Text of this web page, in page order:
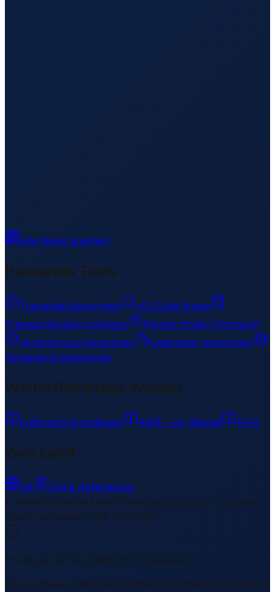
Alle News ansehen
Passende Tools
Transitzeit berechnen
HS-Code finden
Transportkosten schätzen
Partner finden (Connect)
Versicherung berechnen
Lademeter berechnen
Taxgewicht berechnen
Weiterführendes Wissen
Luftfracht Grundlagen AWB – Air Waybill IATA
Zum Land
SA
Zoll & Abfertigung
Weiterführende Links1 Bereiche/Sections • 8 Links▾
Zuletzt aktualisiert: 29. Juli 2026
Inhalt geprüft & redaktionell freigegeben
Die auf dieser Seite dargestellten Informationen basieren